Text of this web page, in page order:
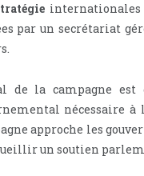
internationales
par un secrétariat
de la campagne
nécessaire à
approche les
un soutien